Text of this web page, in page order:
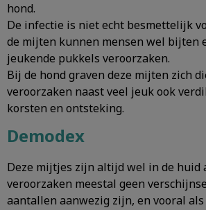
hond.
De infectie is niet echt besmettelijk
de mijten kunnen mensen wel bijten
jeukende pukkels veroorzaken.
Bij de hond graven deze mijten zich
veroorzaken naast veel jeuk ook
korsten en ontsteking.
Demodex
Deze mijtjes zijn altijd wel in de huid
veroorzaken meestal geen
aantallen aanwezig zijn, en vooral